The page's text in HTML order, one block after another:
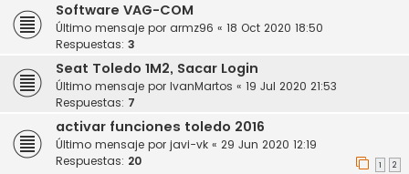
Software VAG-COM
Último mensaje por armz96 « 18 Oct 2020 18:50
Respuestas: 3
Seat Toledo 1M2, Sacar Login
Último mensaje por IvanMartos « 19 Jul 2020 21:53
Respuestas: 7
activar funciones toledo 2016
Último mensaje por javi-vk « 29 Jun 2020 12:19
Respuestas: 20 1 2